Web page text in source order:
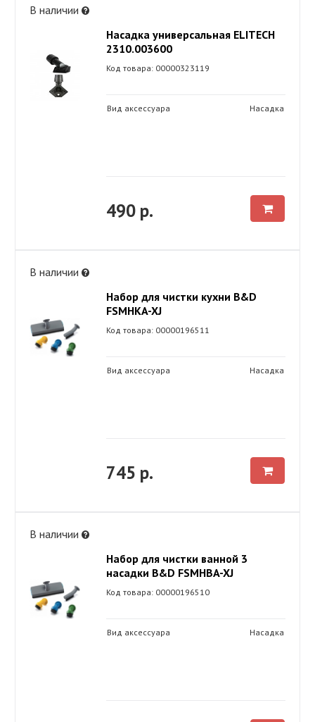
В наличии
Насадка универсальная ELITECH
2310.003600
Код товара: 00000323119
Вид аксессуара Насадка
490 р.
В наличии
Набор для чистки кухни B&D
FSMHKA-XJ
Код товара: 00000196511
Вид аксессуара Насадка
745 р.
В наличии
Набор для чистки ванной 3
насадки B&D FSMHBA-XJ
Код товара: 00000196510
Вид аксессуара Насадка